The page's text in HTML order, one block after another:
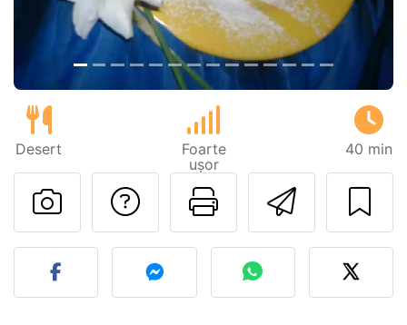
Desert
Foarte
ușor
40 min
Printează
Adresează o
Postează o poză cu